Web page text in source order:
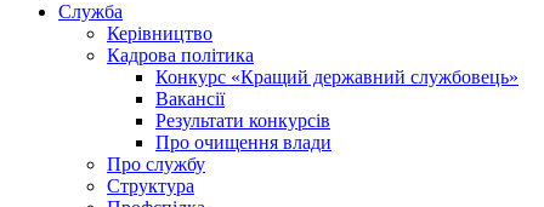
Служба
Керівництво
Кадрова політика
Конкурс «Кращий державний службовець»
Вакансії
Результати конкурсів
Про очищення влади
Про службу
Структура